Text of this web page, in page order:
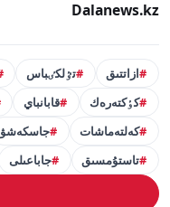
Dalanews.kz
ازاتتىق تٷلكٸباس
كٶكتەرەك
قابانباي
كەلتەماشات
جاسكەشۋ
تاستۇمسىق
جاباعىلى